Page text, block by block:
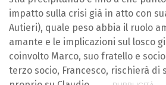
impatto sulla crisi già in atto con
Autieri), quale peso abbia il ruolo
amante e le implicazioni sul losco
coinvolto Marco, suo fratello e
terzo socio, Francesco, rischierà di